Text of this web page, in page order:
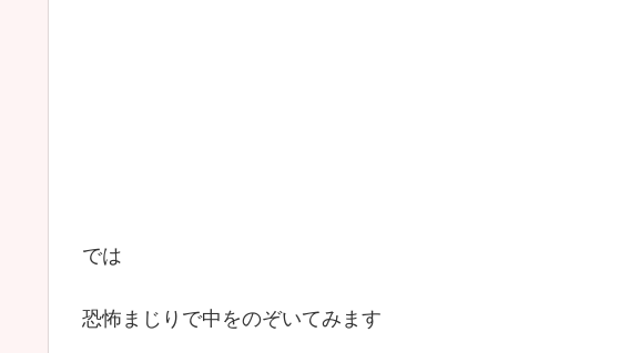
では
恐怖まじりで中をのぞいてみます